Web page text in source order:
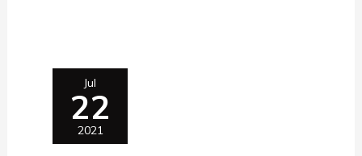
Jul
22
2021